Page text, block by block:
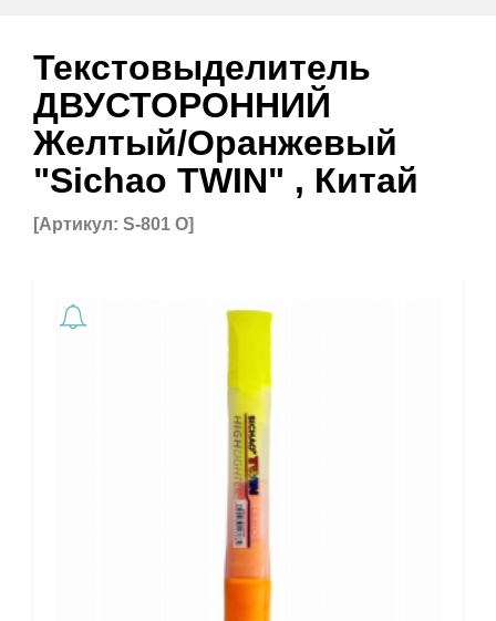
Текстовыделитель
ДВУСТОРОННИЙ
Желтый/Оранжевый
"Sichao TWIN" , Китай
[Артикул: S-801 О]